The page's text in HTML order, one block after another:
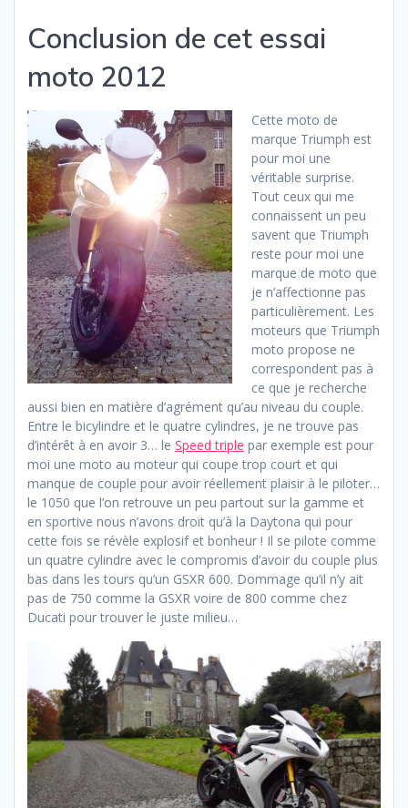
Conclusion de cet essai
moto 2012
Cette moto de
marque Triumph est
pour moi une
véritable surprise.
Tout ceux qui me
connaissent un peu
savent que Triumph
reste pour moi une
marque de moto que
je n’affectionne pas
particulièrement. Les
moteurs que Triumph
moto propose ne
correspondent pas à
ce que je recherche
aussi bien en matière d’agrément qu’au niveau du couple.
Entre le bicylindre et le quatre cylindres, je ne trouve pas
d’intérêt à en avoir 3… le Speed triple par exemple est pour
moi une moto au moteur qui coupe trop court et qui
manque de couple pour avoir réellement plaisir à le piloter…
le 1050 que l’on retrouve un peu partout sur la gamme et
en sportive nous n’avons droit qu’à la Daytona qui pour
cette fois se révèle explosif et bonheur ! Il se pilote comme
un quatre cylindre avec le compromis d’avoir du couple plus
bas dans les tours qu’un GSXR 600. Dommage qu’il n’y ait
pas de 750 comme la GSXR voire de 800 comme chez
Ducati pour trouver le juste milieu…